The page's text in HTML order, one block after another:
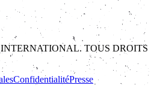
TOUS DROITS
ConfidentialitéPresse